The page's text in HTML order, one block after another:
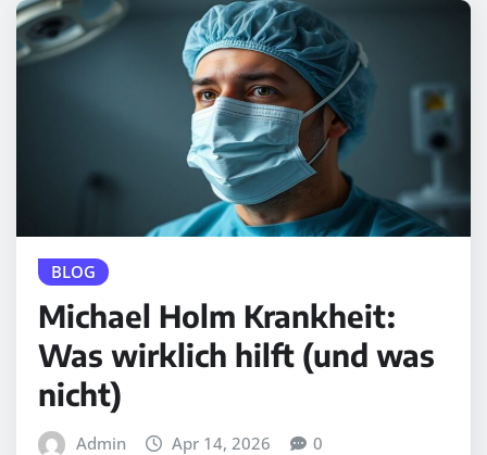
BLOG
Michael Holm Krankheit:
Was wirklich hilft (und was
nicht)
Admin Apr 14, 2026 0